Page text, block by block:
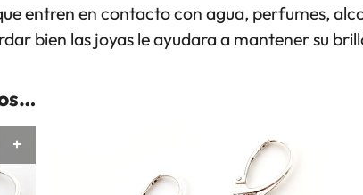
entren en contacto con agua, perfumes,
bien las joyas le ayudara a mantener su